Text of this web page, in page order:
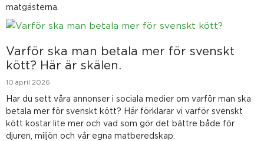
matgästerna.
Varför ska man betala mer för svenskt
kött? Här är skälen.
10 april 2026
Har du sett våra annonser i sociala medier om varför man ska
betala mer för svenskt kött? Här förklarar vi varför svenskt
kött kostar lite mer och vad som gör det bättre både för
djuren, miljön och vår egna matberedskap.